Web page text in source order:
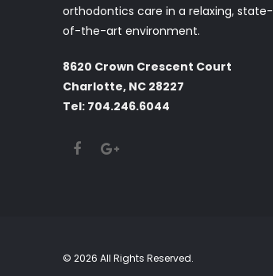
orthodontics care in a relaxing, state-
of-the-art environment.
8620 Crown Crescent Court
Charlotte, NC 28227
Tel: 704.246.6044
© 2026 All Rights Reserved.